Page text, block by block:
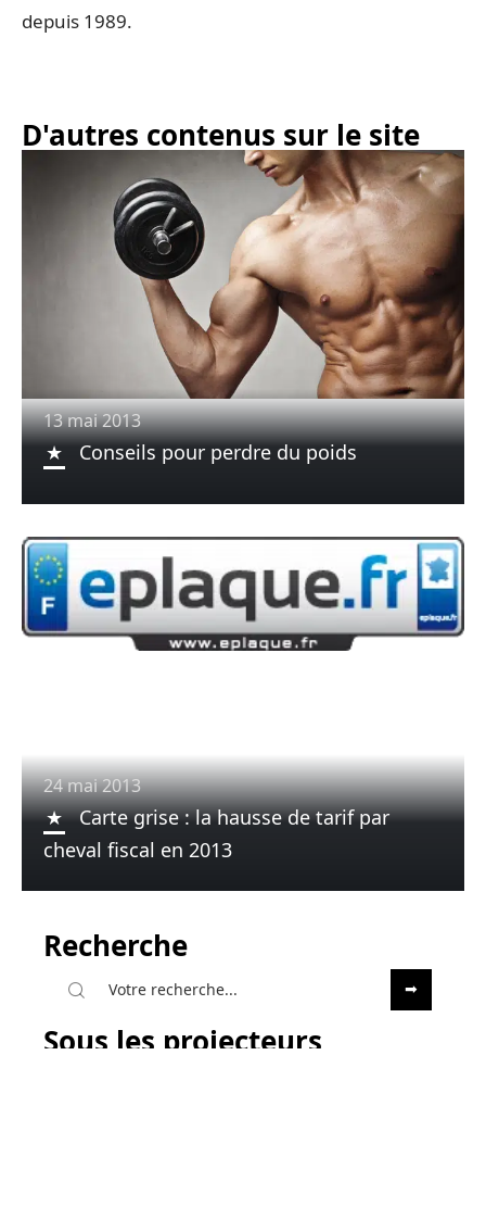
depuis 1989.
D'autres contenus sur le site
13 mai 2013
Conseils pour perdre du poids
24 mai 2013
Carte grise : la hausse de tarif par
cheval fiscal en 2013
Recherche
Sous les projecteurs